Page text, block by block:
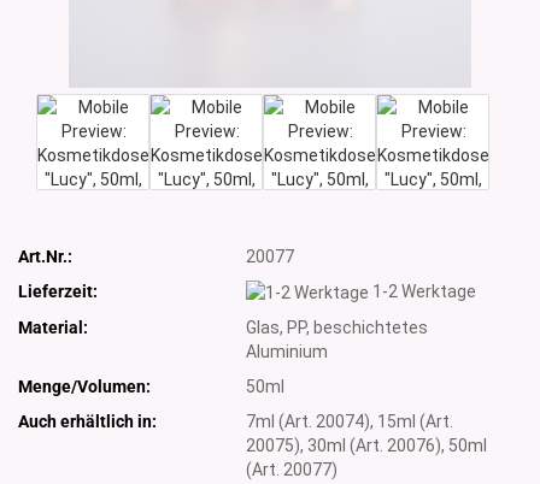
Art.Nr.:
20077
Lieferzeit:
1-2 Werktage
Material:
Glas, PP, beschichtetes
Aluminium
Menge/Volumen:
50ml
Auch erhältlich in:
7ml (Art. 20074), 15ml (Art.
20075), 30ml (Art. 20076), 50ml
(Art. 20077)